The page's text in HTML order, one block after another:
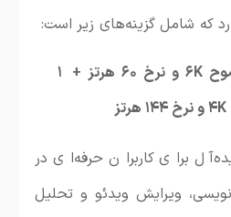
که شامل گزینه‌های زیر است:
۱
برای کاربران حرفه‌ای در
ویرایش ویدئو و تحلیل